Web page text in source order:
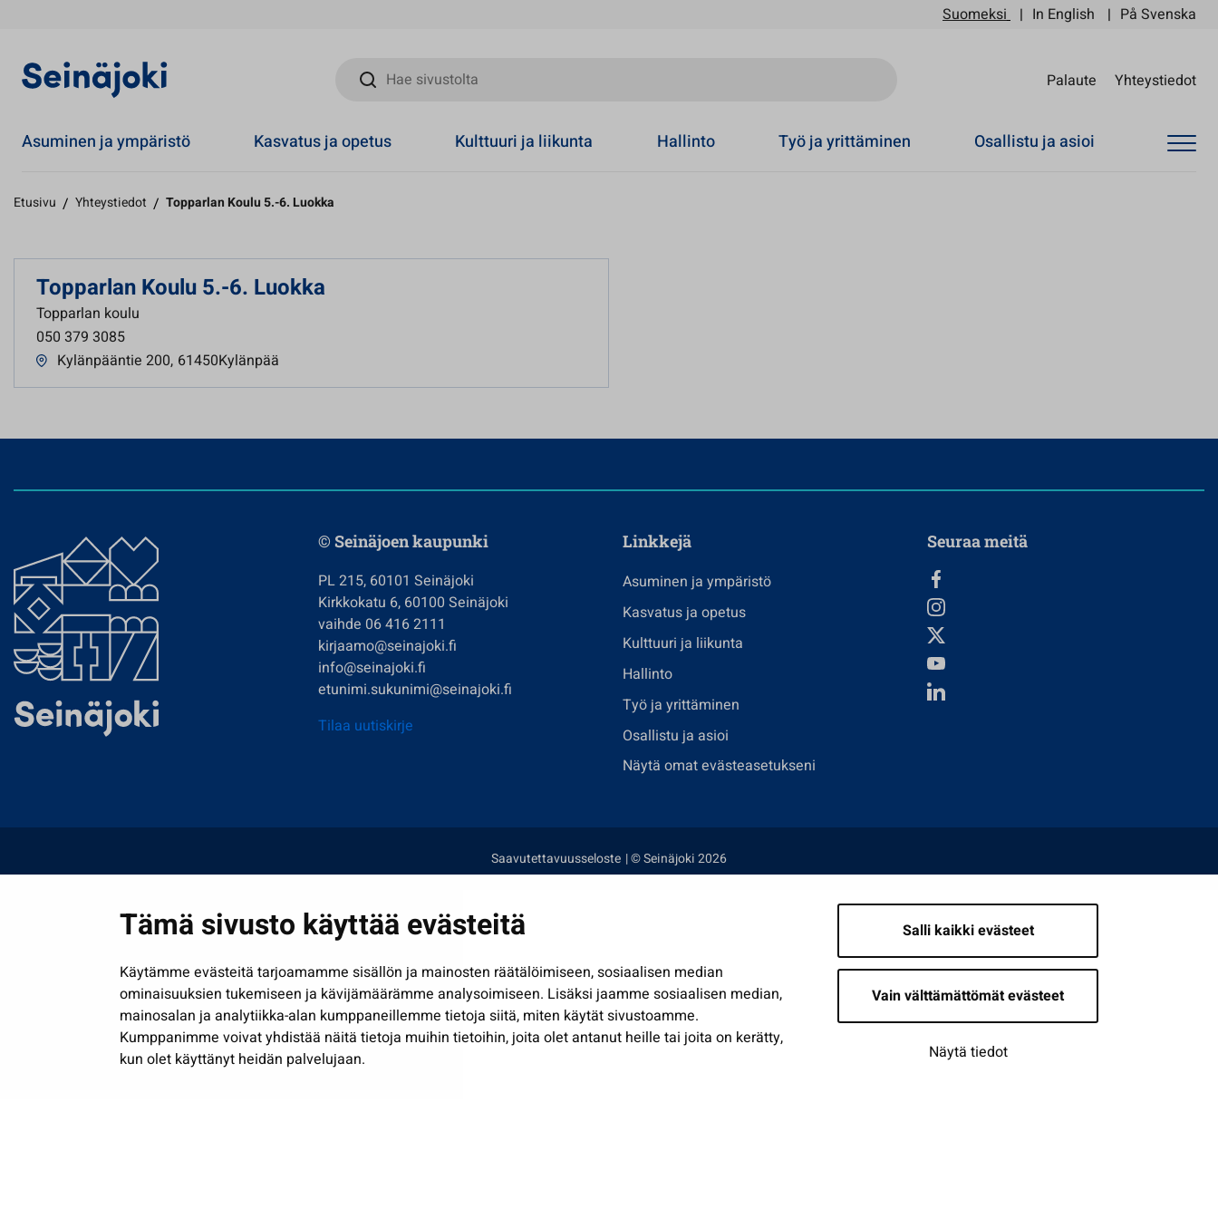
Tämä sivusto käyttää evästeitä
Käytämme evästeitä tarjoamamme sisällön ja mainosten räätälöimiseen, sosiaalisen median
ominaisuuksien tukemiseen ja kävijämäärämme analysoimiseen. Lisäksi jaamme sosiaalisen median,
mainosalan ja analytiikka-alan kumppaneillemme tietoja siitä, miten käytät sivustoamme.
Kumppanimme voivat yhdistää näitä tietoja muihin tietoihin, joita olet antanut heille tai joita on kerätty,
kun olet käyttänyt heidän palvelujaan.
Salli kaikki evästeet
Vain välttämättömät evästeet
Näytä tiedot
Suomeksi In English På Svenska
Hae sivustolta
Palaute Yhteystiedot
Asuminen ja ympäristö Kasvatus ja opetus Kulttuuri ja liikunta Hallinto Työ ja yrittäminen Osallistu ja asioi
Etusivu / Yhteystiedot / Topparlan Koulu 5.-6. Luokka
Topparlan Koulu 5.-6. Luokka
Topparlan koulu
050 379 3085
Kylänpääntie 200, 61450Kylänpää
© Seinäjoen kaupunki
PL 215, 60101 Seinäjoki
Kirkkokatu 6, 60100 Seinäjoki
vaihde 06 416 2111
kirjaamo@seinajoki.fi
info@seinajoki.fi
etunimi.sukunimi@seinajoki.fi
Tilaa uutiskirje
Linkkejä
Asuminen ja ympäristö
Kasvatus ja opetus
Kulttuuri ja liikunta
Hallinto
Työ ja yrittäminen
Osallistu ja asioi
Näytä omat evästeasetukseni
Seuraa meitä
Saavutettavuusseloste | © Seinäjoki 2026